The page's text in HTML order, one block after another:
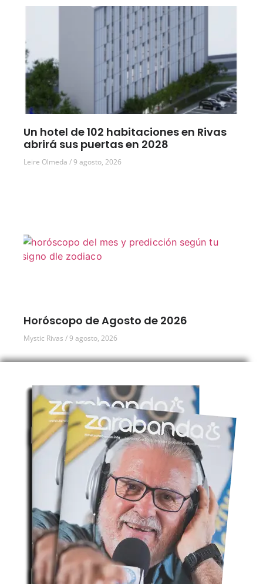
Un hotel de 102 habitaciones en Rivas
abrirá sus puertas en 2028
Leire Olmeda 9 agosto, 2026
Horóscopo de Agosto de 2026
Mystic Rivas 9 agosto, 2026